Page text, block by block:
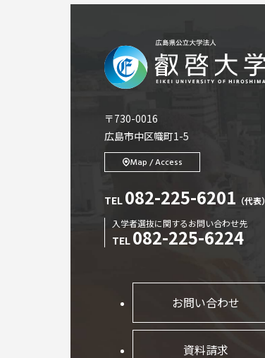
〒730-0016
広島市中区幟町1-5
Map / Access
TEL 082-225-6201 （代表）
入学者選抜に関するお問い合わせ先
TEL 082-225-6224
お問い合わせ
資料請求